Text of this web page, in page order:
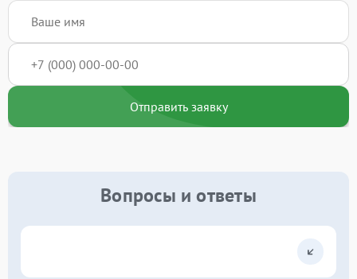
Отправить заявку
Вопросы и ответы